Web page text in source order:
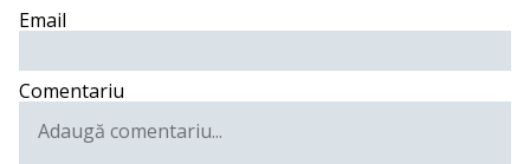
Email
Comentariu